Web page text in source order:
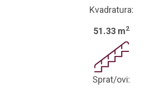
Kvadratura:
51.33 m2
Sprat/ovi: